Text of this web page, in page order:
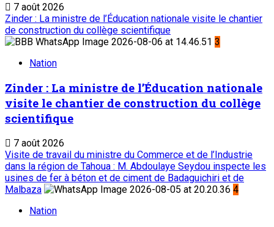
7 août 2026
Zinder : La ministre de l’Éducation nationale visite le chantier
de construction du collège scientifique
3
Nation
Zinder : La ministre de l’Éducation nationale
visite le chantier de construction du collège
scientifique
7 août 2026
Visite de travail du ministre du Commerce et de l’Industrie
dans la région de Tahoua : M. Abdoulaye Seydou inspecte les
usines de fer à béton et de ciment de Badaguichiri et de
Malbaza
4
Nation